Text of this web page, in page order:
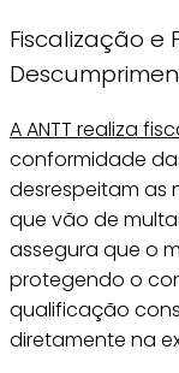
Fiscalização e
A ANTT realiza
conformidade
desrespeitam as
que vão de
assegura que o
protegendo o
qualificação
diretamente na